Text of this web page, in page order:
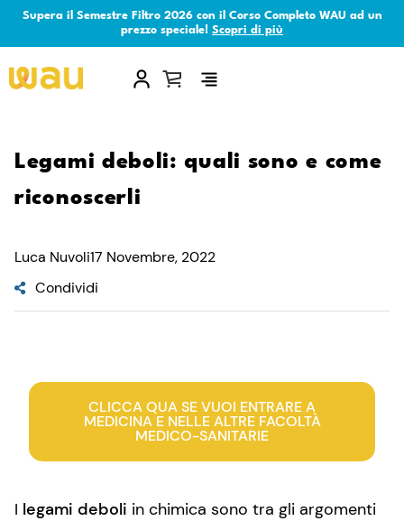
Supera il Semestre Filtro 2026 con il Corso Completo WAU ad un
prezzo speciale! Scopri di più
×
Legami deboli: quali sono e come
riconoscerli
Luca Nuvoli17 Novembre, 2022
Condividi
CLICCA QUA SE VUOI ENTRARE A
MEDICINA E NELLE ALTRE FACOLTÀ
MEDICO-SANITARIE
I legami deboli in chimica sono tra gli argomenti